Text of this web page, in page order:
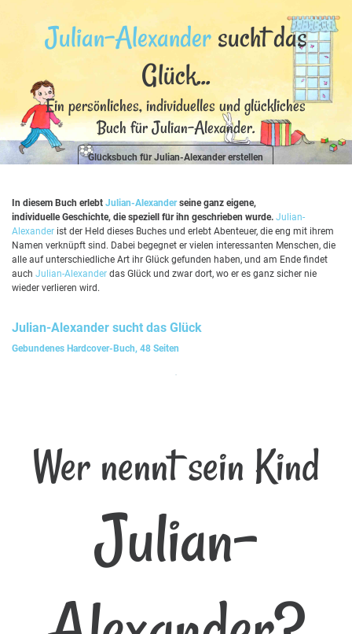
Julian-Alexandersucht das
Glück...
Ein persönliches, individuelles und glückliches
Buch für Julian-Alexander.
Glücksbuch für Julian-Alexander erstellen
In diesem Buch erlebt Julian-Alexanderseine ganz eigene,
individuelle Geschichte, die speziell für ihn geschrieben wurde. Julian-
Alexander ist der Held dieses Buches und erlebt Abenteuer, die eng mit ihrem
Namen verknüpft sind. Dabei begegnet er vielen interessanten Menschen, die
alle auf unterschiedliche Art ihr Glück gefunden haben, und am Ende findet
auch Julian-Alexander das Glück und zwar dort, wo er es ganz sicher nie
wieder verlieren wird.
Julian-Alexander sucht das Glück
Gebundenes Hardcover-Buch, 48 Seiten
Wer nennt sein Kind
Julian-